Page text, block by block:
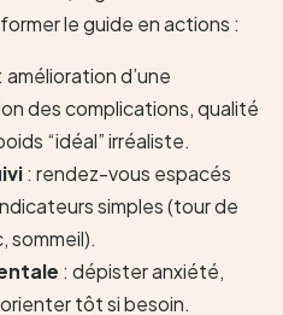
le guide en actions :
: amélioration d’une
des complications, qualité
“idéal” irréaliste.
: rendez-vous espacés
simples (tour de
sommeil).
: dépister anxiété,
tôt si besoin.